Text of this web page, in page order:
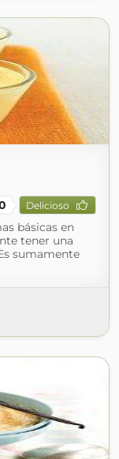
Delicioso
básicas en
tener una
sumamente